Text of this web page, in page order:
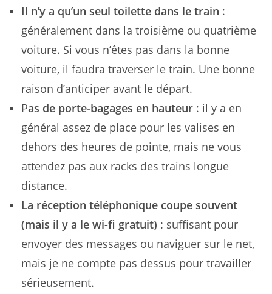
Il n’y a qu’un seul toilette dans le train :
généralement dans la troisième ou quatrième
voiture. Si vous n’êtes pas dans la bonne
voiture, il faudra traverser le train. Une bonne
raison d’anticiper avant le départ.
Pas de porte-bagages en hauteur : il y a en
général assez de place pour les valises en
dehors des heures de pointe, mais ne vous
attendez pas aux racks des trains longue
distance.
La réception téléphonique coupe souvent
(mais il y a le wi-fi gratuit) : suffisant pour
envoyer des messages ou naviguer sur le net,
mais je ne compte pas dessus pour travailler
sérieusement.